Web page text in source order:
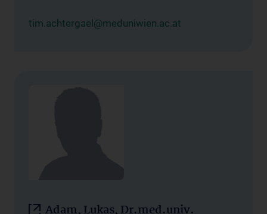
tim.achtergael@meduniwien.ac.at
Adam, Lukas, Dr.med.univ.